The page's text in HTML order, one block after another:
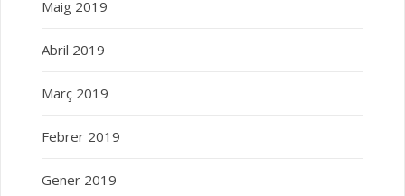
Maig 2019
Abril 2019
Març 2019
Febrer 2019
Gener 2019